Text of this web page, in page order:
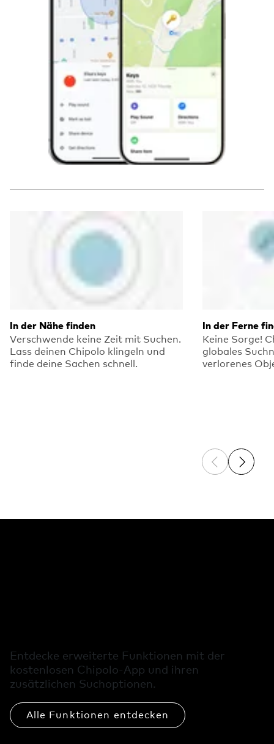
In der Nähe finden
Verschwende keine Zeit mit Suchen.
Lass deinen Chipolo klingeln und
finde deine Sachen schnell.
In der Ferne
Keine Sorge!
globales
verlorenes
Previous
Next
Entdecke erweiterte Funktionen mit der
kostenlosen Chipolo-App und ihren
zusätzlichen Suchoptionen.
Alle Funktionen entdecken